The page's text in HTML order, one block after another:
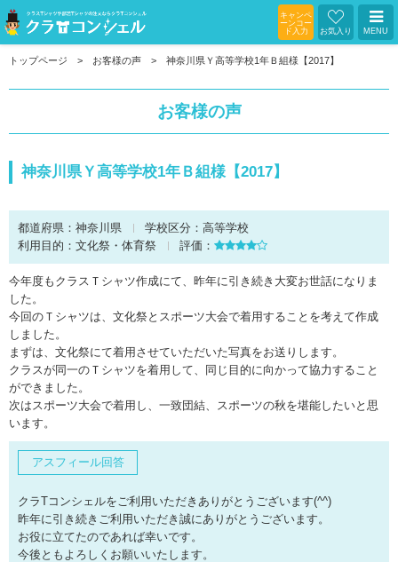
キャンペ
ーンコー
ド入力
お気入り MENU
トップページ お客様の声 神奈川県Ｙ高等学校1年Ｂ組様【2017】
お客様の声
神奈川県Ｙ高等学校1年Ｂ組様【2017】
都道府県： 神奈川県 学校区分： 高等学校
利用目的： 文化祭・体育祭 評価：
今年度もクラスＴシャツ作成にて、昨年に引き続き大変お世話になりま
した。
今回のＴシャツは、文化祭とスポーツ大会で着用することを考えて作成
しました。
まずは、文化祭にて着用させていただいた写真をお送りします。
クラスが同一のＴシャツを着用して、同じ目的に向かって協力すること
ができました。
次はスポーツ大会で着用し、一致団結、スポーツの秋を堪能したいと思
います。
アスフィール回答
クラTコンシェルをご利用いただきありがとうございます(^^)
昨年に引き続きご利用いただき誠にありがとうございます。
お役に立てたのであれば幸いです。
今後ともよろしくお願いいたします。